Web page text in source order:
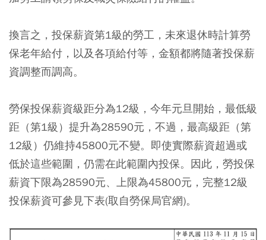
換言之，投保薪資第1級的勞工，未來退休時計算勞
保老年給付，以及各項給付等，金額都將隨著投保薪
資調整而調高。
勞保投保薪資級距分為12級，今年元旦開始，最低級
距（第1級）提升為28590元，不過，最高級距（第
12級）仍維持45800元不變。即使實際薪資超過或
低於這些範圍，仍需在此範圍內投保。因此，勞投保
薪資下限為28590元、上限為45800元，完整12級
投保薪資可參見下表(取自勞保局官網)。